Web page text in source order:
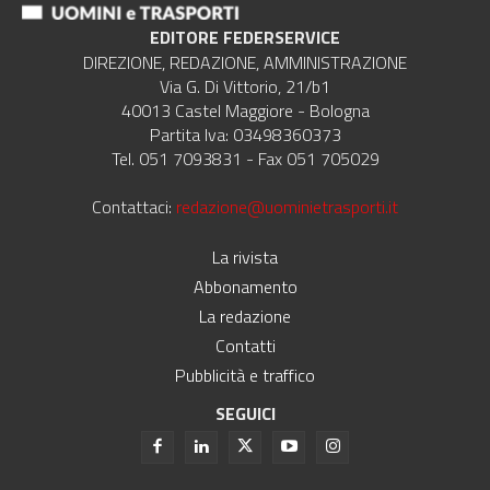
EDITORE FEDERSERVICE
DIREZIONE, REDAZIONE, AMMINISTRAZIONE
Via G. Di Vittorio, 21/b1
40013 Castel Maggiore - Bologna
Partita Iva: 03498360373
Tel. 051 7093831 - Fax 051 705029
Contattaci: redazione@uominietrasporti.it
La rivista
Abbonamento
La redazione
Contatti
Pubblicità e traffico
SEGUICI